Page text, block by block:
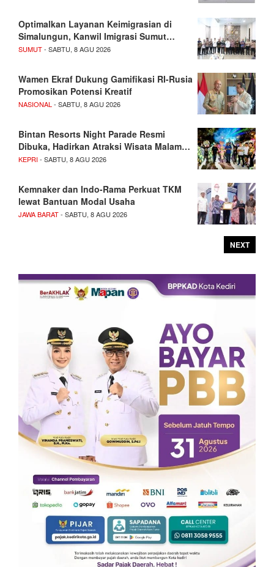
Optimalkan Layanan Keimigrasian di
Simalungun, Kanwil Imigrasi Sumut…
SUMUT- SABTU, 8 AGU 2026
Wamen Ekraf Dukung Gamifikasi RI-Rusia
Promosikan Potensi Kreatif
NASIONAL- SABTU, 8 AGU 2026
Bintan Resorts Night Parade Resmi
Dibuka, Hadirkan Atraksi Wisata Malam…
KEPRI- SABTU, 8 AGU 2026
Kemnaker dan Indo-Rama Perkuat TKM
lewat Bantuan Modal Usaha
JAWA BARAT- SABTU, 8 AGU 2026
NEXT